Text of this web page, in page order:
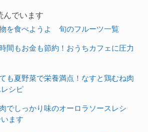
んでいます
を食べようよ 旬のフルーツ一覧
間もお金も節約！おうちカフェに圧力
も夏野菜で栄養満点！なすと鶏むね肉
シピ
でしっかり味のオーロラソースレシ
ます